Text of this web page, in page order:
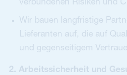
verbundenen Risiken und
Wir bauen langfristige
Lieferanten auf, die auf
und gegenseitigem
2. Arbeitssicherheit und